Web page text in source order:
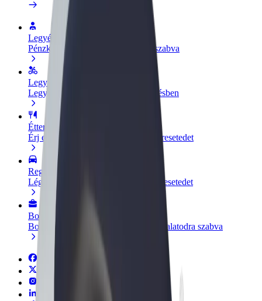
Legyél sofőr
Pénzkereseti lehetőség igényeidre szabva
Legyél futár
Legyél futár és részesülj heti kifizetésben
Étterem vagy üzlet hozzáadása
Érj el több felhasználót és növeld keresetedet
Regisztrálj flottatulajdonosként
Légy Bolt flottapartner és növeld keresetedet
Bolt for Business
Bolt termékek és szolgáltatások a vállalatodra szabva